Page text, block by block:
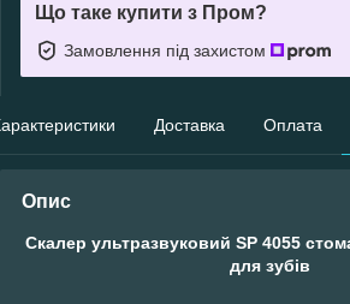
Що таке купити з Пром?
Замовлення під захистом
Доставка Оплата
Опис
Скалер ультразвуковий SP 4055
для зубів